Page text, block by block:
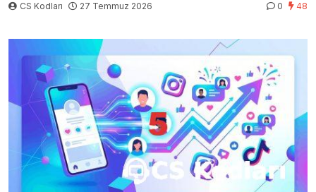
CS Kodları 27 Temmuz 2026 0 48